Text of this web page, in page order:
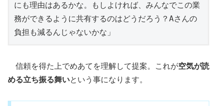
にも理由はあるかな。もしよければ、みんなでこの業
務ができるように共有するのはどうだろう？Aさんの
負担も減るんじゃないかな」
信頼を得た上でめあてを理解して提案。これが空気が読
める立ち振る舞いという事になります。